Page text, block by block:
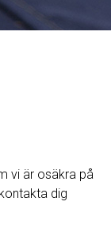
vi ​​är osäkra på
dig